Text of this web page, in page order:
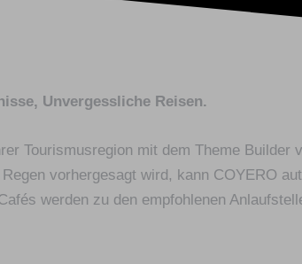
Unvergessliche Reisen.
Tourismusregion mit dem Theme
vorhergesagt wird, kann COYERO
werden zu den empfohlenen